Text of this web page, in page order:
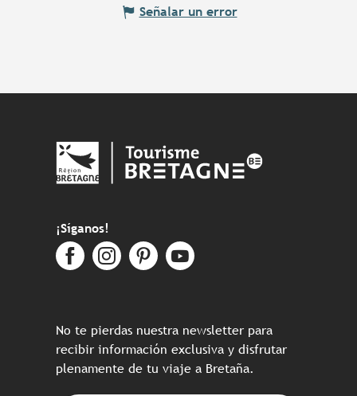
Señalar un error
¡Síganos!
No te pierdas nuestra newsletter para
recibir información exclusiva y disfrutar
plenamente de tu viaje a Bretaña.